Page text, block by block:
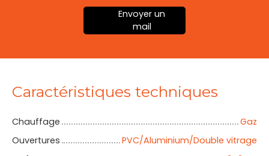
Envoyer un
mail
Caractéristiques techniques
Chauffage
Gaz
Ouvertures
PVC/Aluminium/Double vitrage